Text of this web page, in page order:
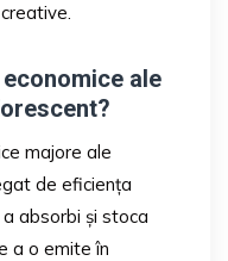
ale
majore ale
de eficiența
absorbi și stoca
a o emite în